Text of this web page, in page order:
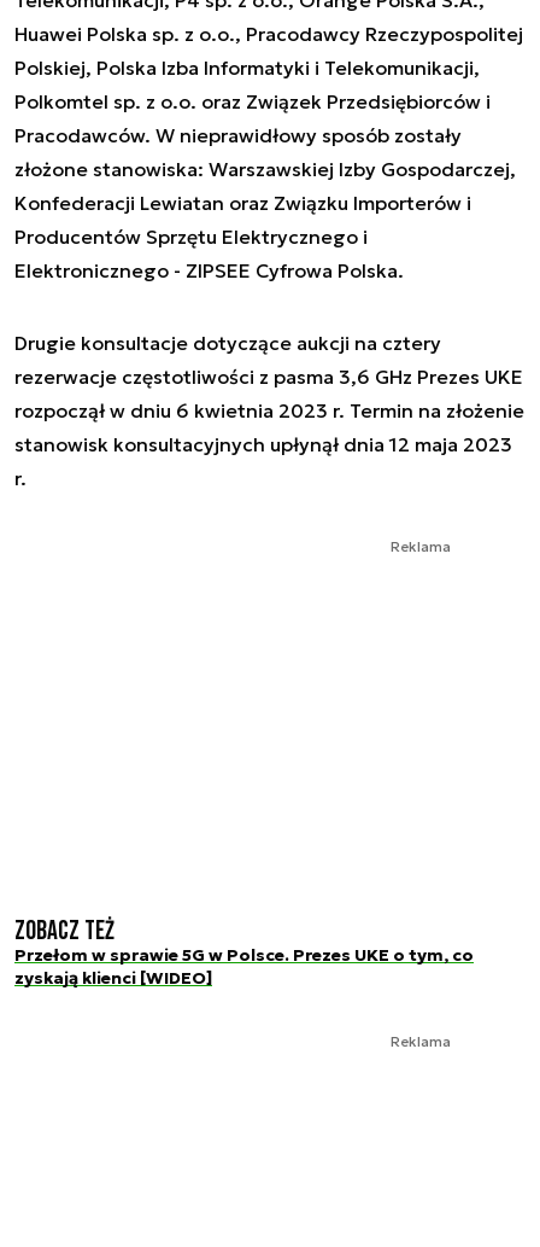
Huawei Polska sp. z o.o., Pracodawcy Rzeczypospolitej
Polskiej, Polska Izba Informatyki i Telekomunikacji,
Polkomtel sp. z o.o. oraz Związek Przedsiębiorców i
Pracodawców. W nieprawidłowy sposób zostały
złożone stanowiska: Warszawskiej Izby Gospodarczej,
Konfederacji Lewiatan oraz Związku Importerów i
Producentów Sprzętu Elektrycznego i
Elektronicznego - ZIPSEE Cyfrowa Polska.
Drugie konsultacje dotyczące aukcji na cztery
rezerwacje częstotliwości z pasma 3,6 GHz Prezes UKE
rozpoczął w dniu 6 kwietnia 2023 r. Termin na złożenie
stanowisk konsultacyjnych upłynął dnia 12 maja 2023
r.
Reklama
Zobacz też
Przełom w sprawie 5G w Polsce. Prezes UKE o tym, co
zyskają klienci [WIDEO]
Reklama